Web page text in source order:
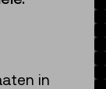
in